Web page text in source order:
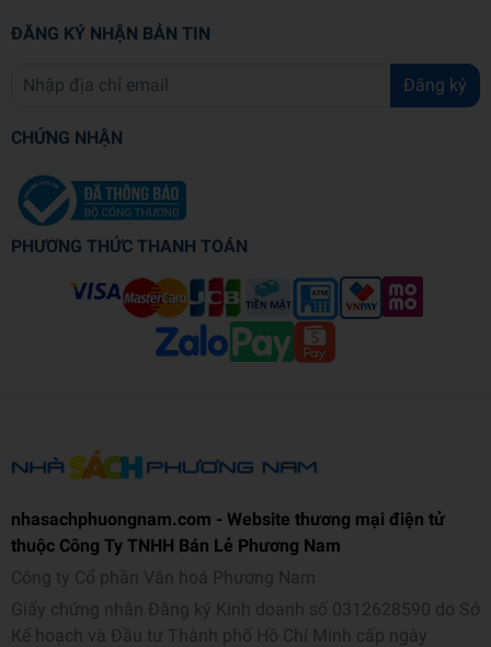
ĐĂNG KÝ NHẬN BẢN TIN
Đăng ký
CHỨNG NHẬN
PHƯƠNG THỨC THANH TOÁN
nhasachphuongnam.com - Website thương mại điện tử
thuộc Công Ty TNHH Bán Lẻ Phương Nam
Công ty Cổ phần Văn hoá Phương Nam
Giấy chứng nhận Đăng ký Kinh doanh số 0312628590 do Sở
Kế hoạch và Đầu tư Thành phố Hồ Chí Minh cấp ngày